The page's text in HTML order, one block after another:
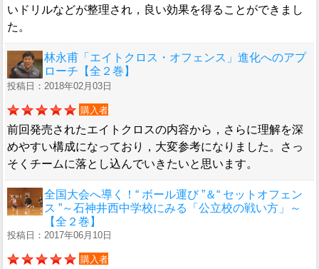
いドリルなどが整理され，良い効果を得ることができまし
た。
林永甫「エイトクロス・オフェンス」進化へのアプ
ローチ【全２巻】
投稿日：2018年02月03日
購入者
前回発売されたエイトクロスの内容から，さらに理解を深
めやすい構成になっており，大変参考になりました。さっ
そくチームに落とし込んでいきたいと思います。
全国大会へ導く！“ ボール運び ”＆“ セットオフェン
ス ”～石神井西中学校にみる「公立校の戦い方」～
【全２巻】
投稿日：2017年06月10日
購入者